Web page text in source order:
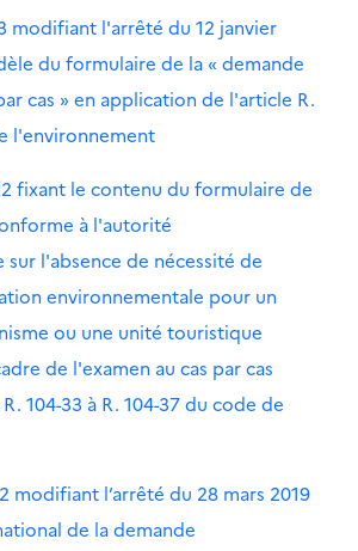
modifiant l'arrêté du 12 janvier
du formulaire de la « demande
cas » en application de l'article R.
l'environnement
fixant le contenu du formulaire de
à l'autorité
l'absence de nécessité de
environnementale pour un
ou une unité touristique
de l'examen au cas par cas
104-33 à R. 104-37 du code de
modifiant l’arrêté du 28 mars 2019
de la demande